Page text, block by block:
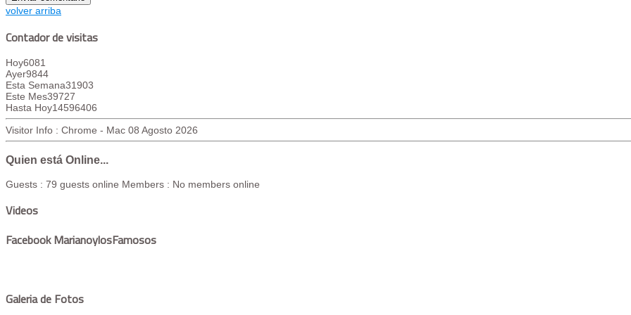
volver arriba
Contador de visitas
Hoy6081
Ayer9844
Esta Semana31903
Este Mes39727
Hasta Hoy14596406
Visitor Info : Chrome - Mac 08 Agosto 2026
Quien está Online...
Guests : 79 guests online Members : No members online
Videos
Facebook MarianoylosFamosos
Galeria de Fotos